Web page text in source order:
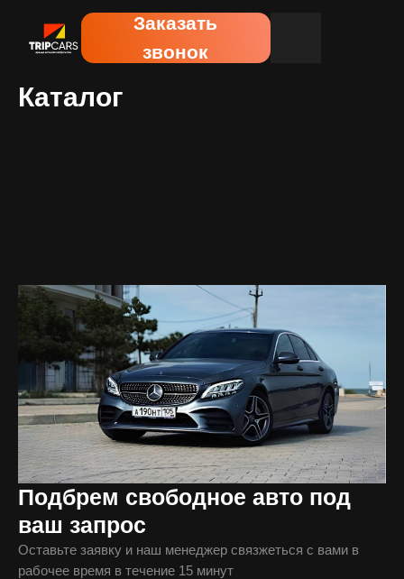
Заказать
Каталог
Подбрем свободное авто под
ваш запрос
Оставьте заявку и наш менеджер связжеться с вами в
рабочее время в течение 15 минут